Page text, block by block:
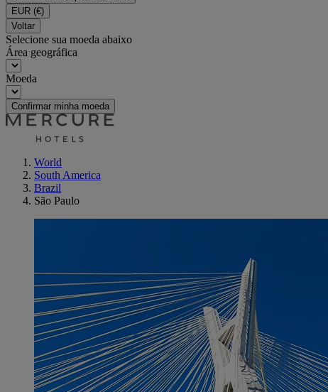
EUR (€)
Voltar
Selecione sua moeda abaixo
Área geográfica
Moeda
Confirmar minha moeda
World
South America
Brazil
São Paulo